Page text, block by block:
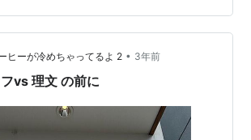
まれるものはなかったけれど、お給料
わ😭
ヒーが冷めちゃってるよ 2 • 3年前
vs 理文 の前に